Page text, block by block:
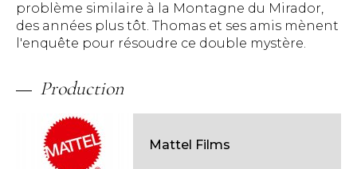
problème similaire à la Montagne du Mirador,
des années plus tôt. Thomas et ses amis mènent
l'enquête pour résoudre ce double mystère.
Production
Mattel Films